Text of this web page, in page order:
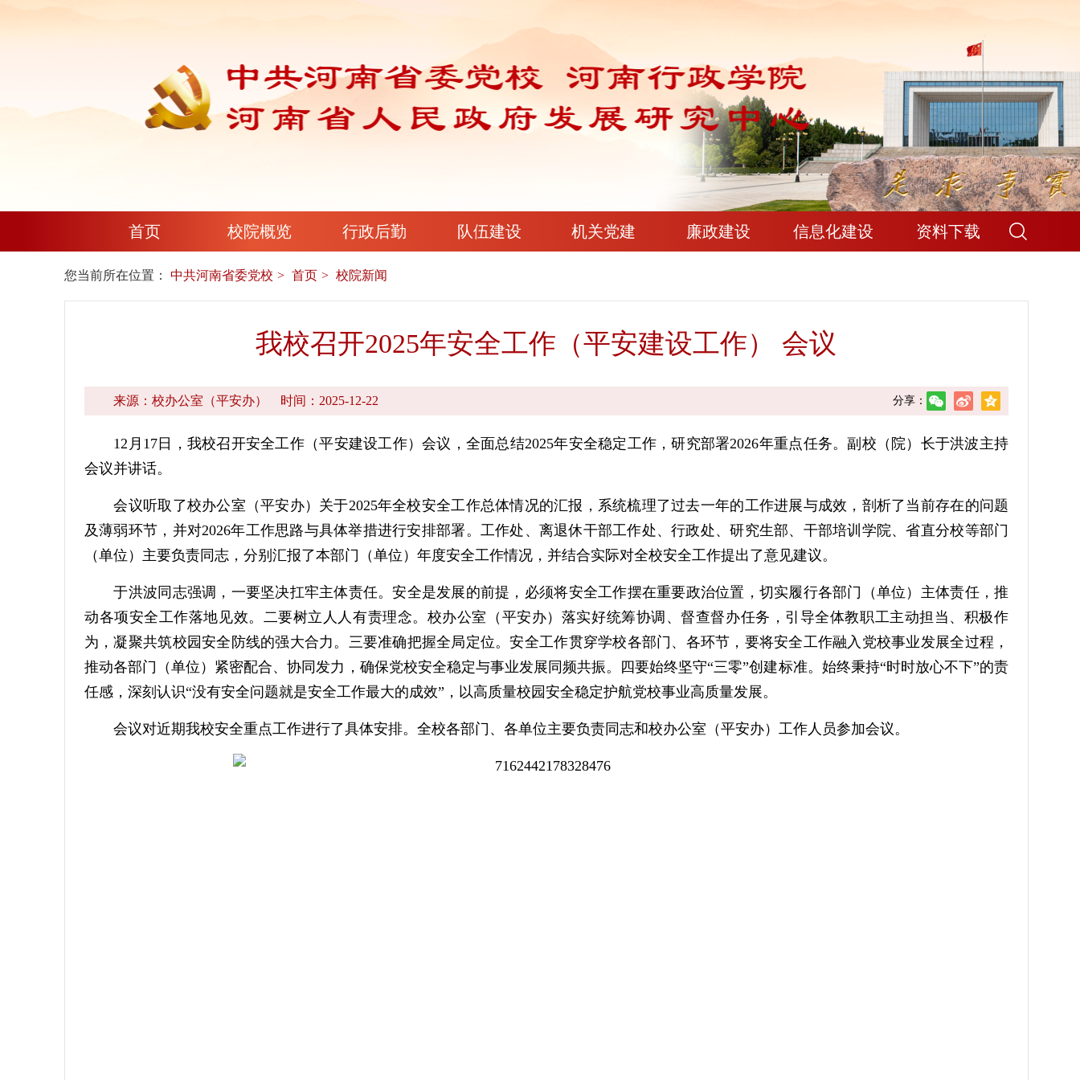
首页 校院概览 行政后勤 队伍建设 机关党建 廉政建设 信息化建设 资料下载
您当前所在位置： 中共河南省委党校 首页 校院新闻
我校召开2025年安全工作（平安建设工作） 会议
来源：校办公室（平安办） 时间：2025-12-22 分享：
12月17日，我校召开安全工作（平安建设工作）会议，全面总结2025年安全稳定工作，研究部署2026年重点任务。副校（院）长于洪波主持
会议并讲话。
会议听取了校办公室（平安办）关于2025年全校安全工作总体情况的汇报，系统梳理了过去一年的工作进展与成效，剖析了当前存在的问题
及薄弱环节，并对2026年工作思路与具体举措进行安排部署。工作处、离退休干部工作处、行政处、研究生部、干部培训学院、省直分校等部门
（单位）主要负责同志，分别汇报了本部门（单位）年度安全工作情况，并结合实际对全校安全工作提出了意见建议。
于洪波同志强调，一要坚决扛牢主体责任。安全是发展的前提，必须将安全工作摆在重要政治位置，切实履行各部门（单位）主体责任，推
动各项安全工作落地见效。二要树立人人有责理念。校办公室（平安办）落实好统筹协调、督查督办任务，引导全体教职工主动担当、积极作
为，凝聚共筑校园安全防线的强大合力。三要准确把握全局定位。安全工作贯穿学校各部门、各环节，要将安全工作融入党校事业发展全过程，
推动各部门（单位）紧密配合、协同发力，确保党校安全稳定与事业发展同频共振。四要始终坚守“三零”创建标准。始终秉持“时时放心不下”的责
任感，深刻认识“没有安全问题就是安全工作最大的成效”，以高质量校园安全稳定护航党校事业高质量发展。
会议对近期我校安全重点工作进行了具体安排。全校各部门、各单位主要负责同志和校办公室（平安办）工作人员参加会议。